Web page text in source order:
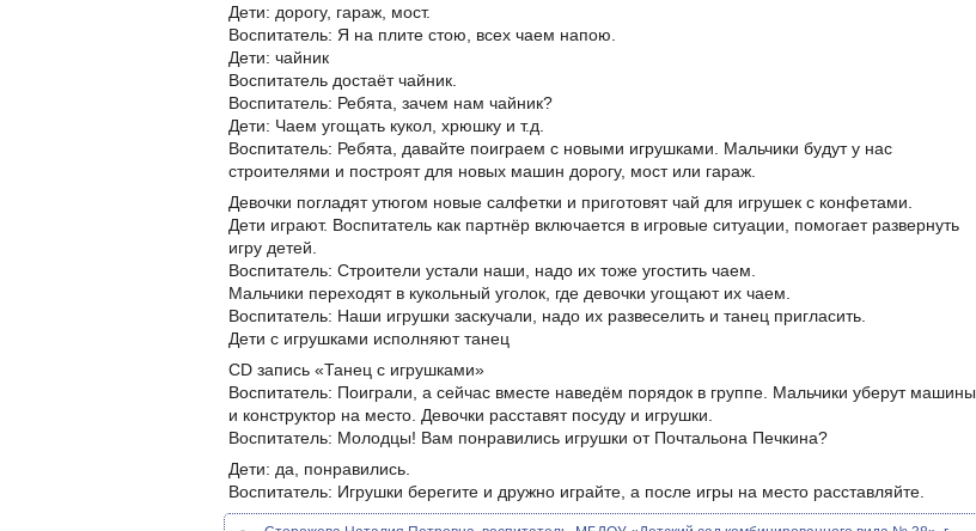
Дети: дорогу, гараж, мост.
Воспитатель: Я на плите стою, всех чаем напою.
Дети: чайник
Воспитатель достаёт чайник.
Воспитатель: Ребята, зачем нам чайник?
Дети: Чаем угощать кукол, хрюшку и т.д.
Воспитатель: Ребята, давайте поиграем с новыми игрушками. Мальчики будут у нас
строителями и построят для новых машин дорогу, мост или гараж.
Девочки погладят утюгом новые салфетки и приготовят чай для игрушек с конфетами.
Дети играют. Воспитатель как партнёр включается в игровые ситуации, помогает развернуть
игру детей.
Воспитатель: Строители устали наши, надо их тоже угостить чаем.
Мальчики переходят в кукольный уголок, где девочки угощают их чаем.
Воспитатель: Наши игрушки заскучали, надо их развеселить и танец пригласить.
Дети с игрушками исполняют танец
CD запись «Танец с игрушками»
Воспитатель: Поиграли, а сейчас вместе наведём порядок в группе. Мальчики уберут машины
и конструктор на место. Девочки расставят посуду и игрушки.
Воспитатель: Молодцы! Вам понравились игрушки от Почтальона Печкина?
Дети: да, понравились.
Воспитатель: Игрушки берегите и дружно играйте, а после игры на место расставляйте.